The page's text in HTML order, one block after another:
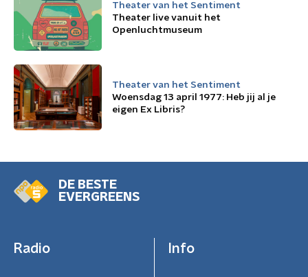
Theater van het Sentiment
Theater live vanuit het
Openluchtmuseum
Theater van het Sentiment
Woensdag 13 april 1977: Heb jij al je
eigen Ex Libris?
DE BESTE
EVERGREENS
Radio Info